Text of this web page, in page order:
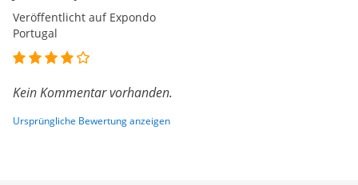
Veröffentlicht auf Expondo
Portugal
Kein Kommentar vorhanden.
Ursprüngliche Bewertung anzeigen